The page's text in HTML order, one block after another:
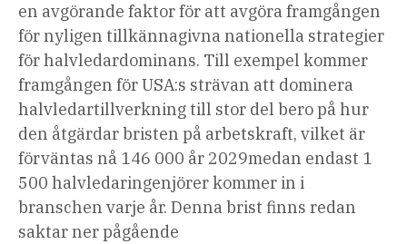
en avgörande faktor för att avgöra framgången
för nyligen tillkännagivna nationella strategier
för halvledardominans. Till exempel kommer
framgången för USA:s strävan att dominera
halvledartillverkning till stor del bero på hur
den åtgärdar bristen på arbetskraft, vilket är
förväntas nå 146 000 år 2029medan endast 1
500 halvledaringenjörer kommer in i
branschen varje år. Denna brist finns redan
saktar ner pågående